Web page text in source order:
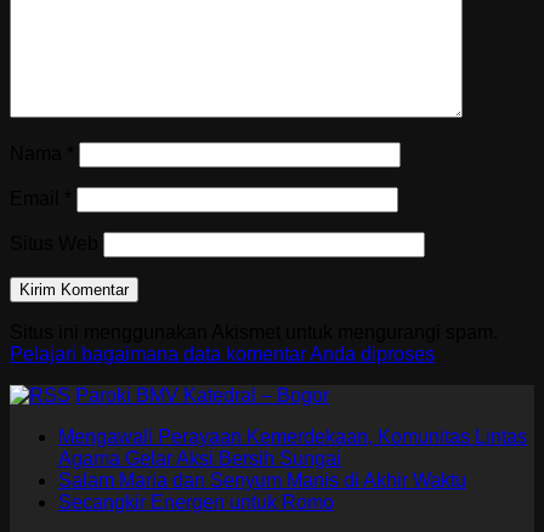
Pelajari bagaimana data komentar Anda diproses
Paroki BMV Katedral – Bogor
Mengawali Perayaan Kemerdekaan, Komunitas Lintas
Agama Gelar Aksi Bersih Sungai
Salam Maria dan Senyum Manis di Akhir Waktu
Secangkir Energen untuk Romo